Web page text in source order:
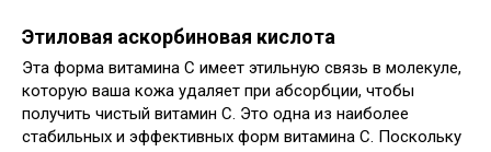
Этиловая аскорбиновая кислота
Эта форма витамина С имеет этильную связь в молекуле,
которую ваша кожа удаляет при абсорбции, чтобы
получить чистый витамин С. Это одна из наиболее
стабильных и эффективных форм витамина С. Поскольку